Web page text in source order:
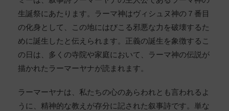
生誕祭にあたります。ラーマ神はヴィシュヌ神の７番目
の化身として、この地にはびこる邪悪な力を破壊するた
めに誕生したと伝えられます。正義の誕生を象徴するこ
の日は、多くの寺院や家庭において、ラーマ神の伝説が
描かれたラーマーヤナが読まれます。
ラーマーヤナは、私たちの心のあらわれとも言われるよ
うに、精神的な教えが存分に記された叙事詩です。単な